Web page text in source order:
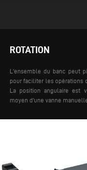
ROTATION
L'ensemble du banc peut
pour faciliter les opérations
La position angulaire est
moyen d'une vanne